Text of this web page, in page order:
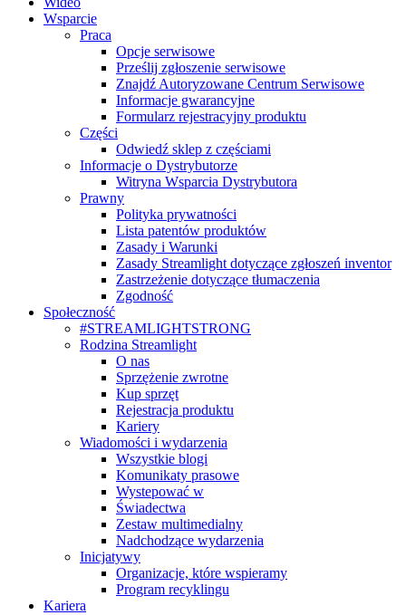
Wsparcie
Praca
Opcje serwisowe
Prześlij zgłoszenie serwisowe
Znajdź Autoryzowane Centrum Serwisowe
Informacje gwarancyjne
Formularz rejestracyjny produktu
Części
Odwiedź sklep z częściami
Informacje o Dystrybutorze
Witryna Wsparcia Dystrybutora
Prawny
Polityka prywatności
Lista patentów produktów
Zasady i Warunki
Zasady Streamlight dotyczące zgłoszeń inventor
Zastrzeżenie dotyczące tłumaczenia
Zgodność
Społeczność
#STREAMLIGHTSTRONG
Rodzina Streamlight
O nas
Sprzężenie zwrotne
Kup sprzęt
Rejestracja produktu
Kariery
Wiadomości i wydarzenia
Wszystkie blogi
Komunikaty prasowe
Wystepować w
Świadectwa
Zestaw multimedialny
Nadchodzące wydarzenia
Inicjatywy
Organizacje, które wspieramy
Program recyklingu
Kariera